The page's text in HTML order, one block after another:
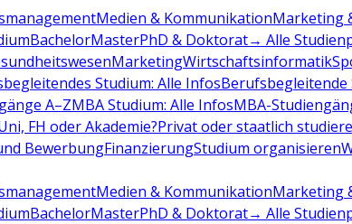
Medien & KommunikationMarketing
BachelorMasterPhD & Doktorat→ Alle
MarketingWirtschaftsinformatik
Studium: Alle InfosBerufsbegleitende
A–ZMBA Studium: Alle InfosMBA-
FH oder Akademie?Privat oder staatlich
BewerbungFinanzierungStudium organisieren
Medien & KommunikationMarketing
BachelorMasterPhD & Doktorat→ Alle